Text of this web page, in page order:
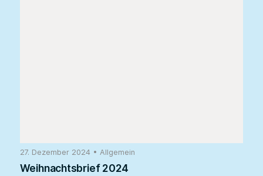
27. Dezember 2024 • Allgemein
Weihnachtsbrief 2024